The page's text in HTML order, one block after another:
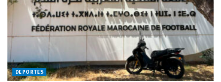
DEPORTES